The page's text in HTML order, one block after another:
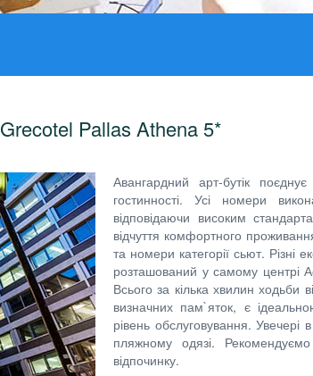
Grecotel Pallas Athena 5*
Авангардний арт-бутік
гостинності. Усі номери
відповідаючи високим
відчуття комфортного
та номери категорії сьют. Різні
розташований у самому центрі
Всього за кілька хвилин ходьби
визначних пам`яток, є
рівень обслуговування. Увечері
пляжному одязі.
відпочинку.